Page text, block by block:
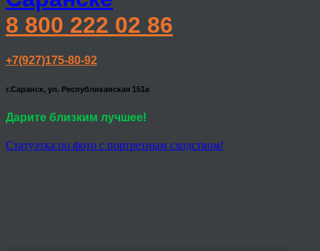
8 800 222 02 86
+7(927)175-80-92
г.Саранск, ул. Республиканская 151а
Дарите близким лучшее!
Статуэтка по фото с портретным сходством!